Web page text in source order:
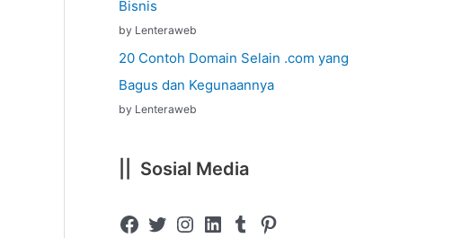
Bisnis
by Lenteraweb
20 Contoh Domain Selain .com yang
Bagus dan Kegunaannya
by Lenteraweb
|| Sosial Media